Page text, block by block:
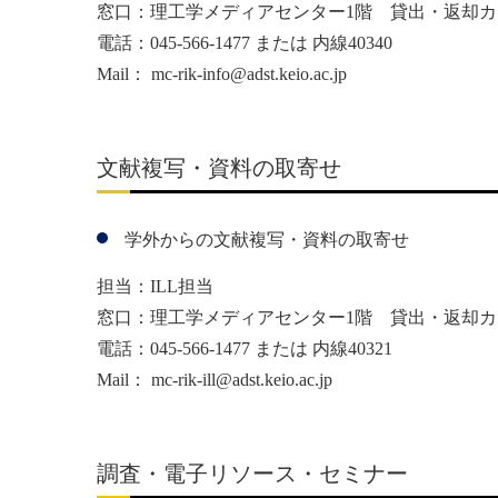
窓口：理工学メディアセンター1階 貸出・返却
電話：045-566-1477 または 内線40340
Mail： mc-rik-info@adst.keio.ac.jp
文献複写・資料の取寄せ
学外からの文献複写・資料の取寄せ
担当：ILL担当
窓口：理工学メディアセンター1階 貸出・返却
電話：045-566-1477 または 内線40321
Mail： mc-rik-ill@adst.keio.ac.jp
調査・電子リソース・セミナー